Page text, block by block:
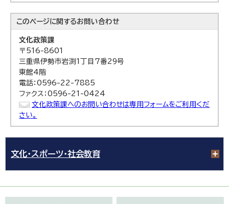
このページに関するお問い合わせ
文化政策課
〒516-8601
三重県伊勢市岩渕1丁目7番29号
東館4階
電話：0596-22-7885
ファクス：0596-21-0424
文化政策課へのお問い合わせは専用フォームをご利用くだ
さい。
文化・スポーツ・社会教育